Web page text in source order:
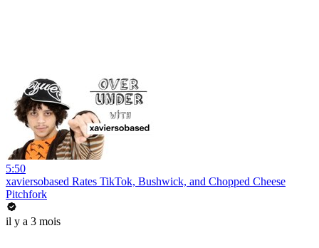
5:50
xaviersobased Rates TikTok, Bushwick, and Chopped Cheese
Pitchfork
il y a 3 mois